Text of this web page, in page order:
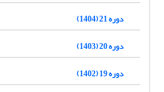
دوره 21 (1404)
دوره 20 (1403)
دوره 19 (1402)